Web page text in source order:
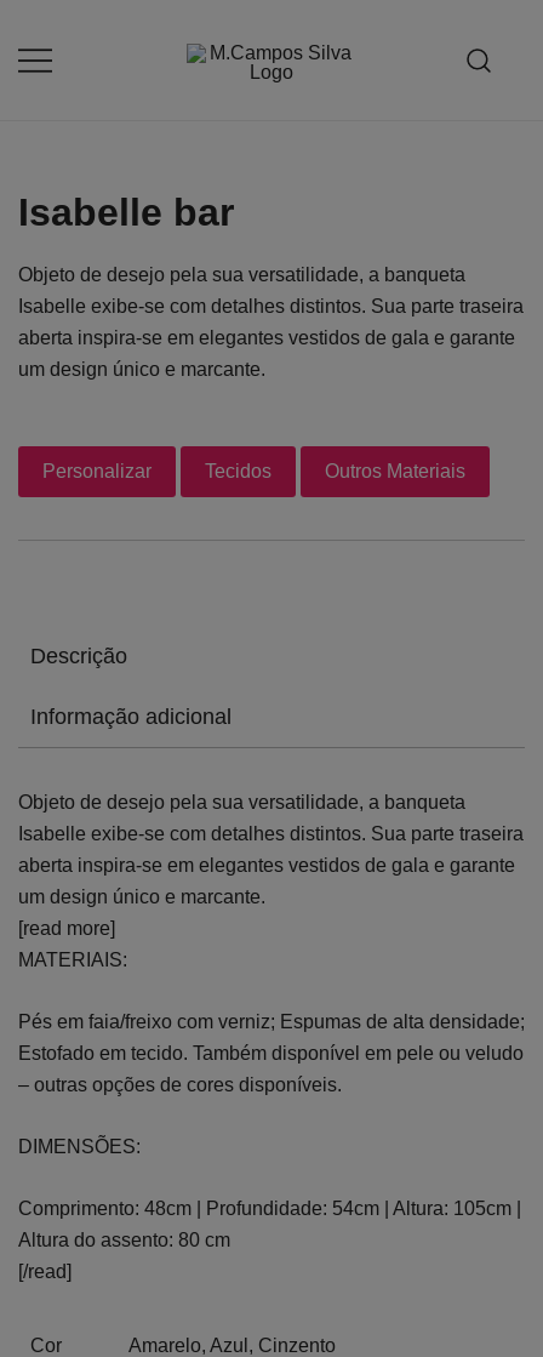
para
Isabelle bar
Objeto de desejo pela sua versatilidade, a banqueta
Isabelle exibe-se com detalhes distintos. Sua parte traseira
aberta inspira-se em elegantes vestidos de gala e garante
um design único e marcante.
Personalizar Tecidos Outros Materiais
Descrição
Informação adicional
Objeto de desejo pela sua versatilidade, a banqueta
Isabelle exibe-se com detalhes distintos. Sua parte traseira
aberta inspira-se em elegantes vestidos de gala e garante
um design único e marcante.
[read more]
MATERIAIS:
Pés em faia/freixo com verniz; Espumas de alta densidade;
Estofado em tecido. Também disponível em pele ou veludo
– outras opções de cores disponíveis.
DIMENSÕES:
Comprimento: 48cm | Profundidade: 54cm | Altura: 105cm |
Altura do assento: 80 cm
[/read]
Cor Amarelo, Azul, Cinzento